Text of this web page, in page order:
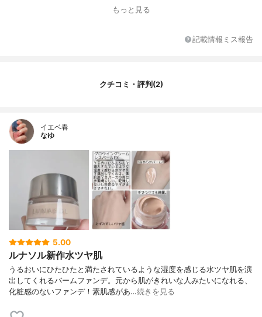
もっと見る
記載情報ミス報告
クチコミ・評判(2)
イエベ春
なゆ
5.00
ルナソル新作水ツヤ肌
うるおいにひたひたと満たされているような湿度を感じる水ツヤ肌を演
出してくれるバームファンデ。元から肌がきれいな人みたいになれる、
化粧感のないファンデ！素肌感があ…続きを見る